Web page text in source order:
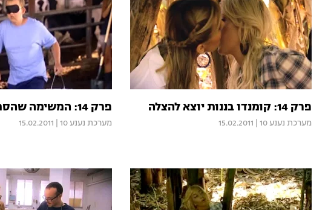
פרק 14: קומנדו בננות יוצא להצלה
מערכת נענע 10 15.02.2011
פרק 14: המשימה שהסתיימה בתאונה
מערכת נענע 10 15.02.2011